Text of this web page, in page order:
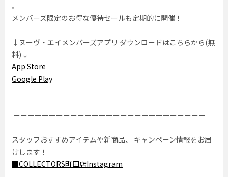
。
メンバーズ限定のお得な優待セールも定期的に開催！
↓ヌーヴ・エイメンバーズアプリ ダウンロードはこちらから(無
料)↓
App Store
Google Play
ーーーーーーーーーーーーーーーーーーーーーーーーーーー
スタッフおすすめアイテムや新商品、 キャンペーン情報をお届
けします！
■COLLECTORS町田店Instagram